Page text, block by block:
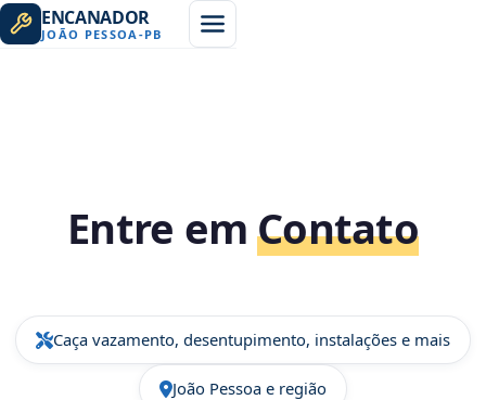
ENCANADOR
JOÃO PESSOA -PB
Entre emContato
Caça vazamento, desentupimento, instalações e mais
João Pessoa e região